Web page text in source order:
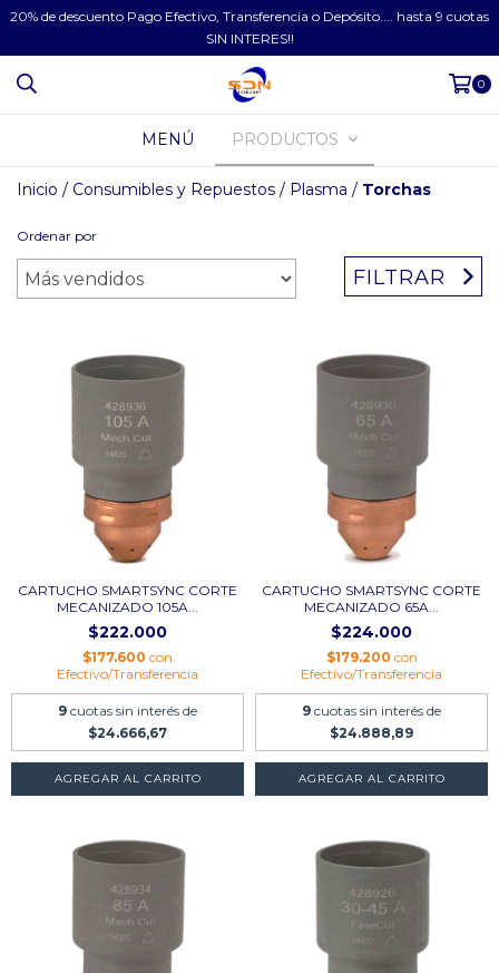
20% de descuento Pago Efectivo, Transferencia o Depósito.... hasta 9 cuotas
SIN INTERES!!
0
MENÚ PRODUCTOS
Inicio / Consumibles y Repuestos / Plasma / Torchas
Ordenar por
FILTRAR
CARTUCHO SMARTSYNC CORTE
MECANIZADO 105A...
$222.000
$177.600 con
Efectivo/Transferencia
9 cuotas sin interés de
$24.666,67
CARTUCHO SMARTSYNC CORTE
MECANIZADO 65A...
$224.000
$179.200 con
Efectivo/Transferencia
9 cuotas sin interés de
$24.888,89